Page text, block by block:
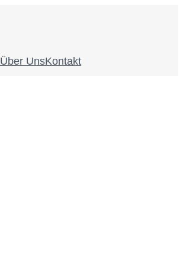
Über UnsKontakt